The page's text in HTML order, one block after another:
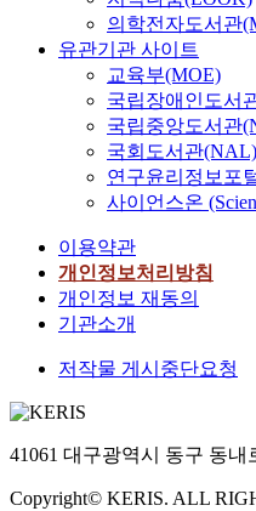
의학전자도서관
유관기관 사이트
교육부(MOE)
국립장애인도서
국립중앙도서관
국회도서관(NAL)
연구윤리정보포
사이언스온
이용약관
개인정보처리방침
개인정보 재동의
기관소개
저작물 게시중단요청
41061 대구광역시 동구 동내
Copyright© KERIS. ALL